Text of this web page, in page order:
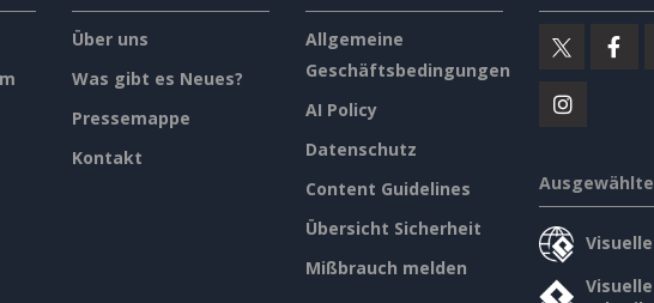
Über uns
Was gibt es Neues?
Pressemappe
Kontakt
Allgemeine
Geschäftsbedingungen
AI Policy
Datenschutz
Content Guidelines
Übersicht Sicherheit
Mißbrauch melden